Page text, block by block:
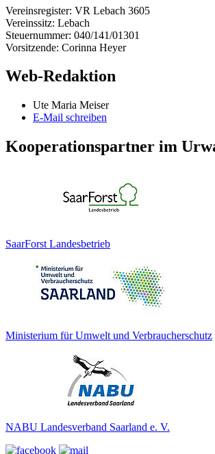
Vereinsregister: VR Lebach 3605
Vereinssitz: Lebach
Steuernummer: 040/141/01301
Vorsitzende: Corinna Heyer
Web-Redaktion
Ute Maria Meiser
E-Mail schreiben
Kooperationspartner im
SaarForst Landesbetrieb
Ministerium für Umwelt und Verbraucherschutz
NABU Landesverband Saarland e. V.